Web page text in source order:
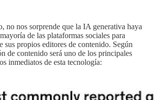
no nos sorprende que la IA generativa haya
de las plataformas sociales para
sus propios editores de contenido. Según
de contenido será uno de los principales
inmediatos de esta tecnología: